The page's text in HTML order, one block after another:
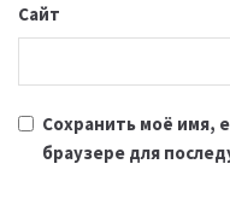
Сайт
Сохранить моё имя,
браузере для